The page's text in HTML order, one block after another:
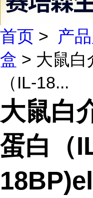
首页 > 产
盒 > 大鼠白
（IL-18...
大鼠白
蛋白（